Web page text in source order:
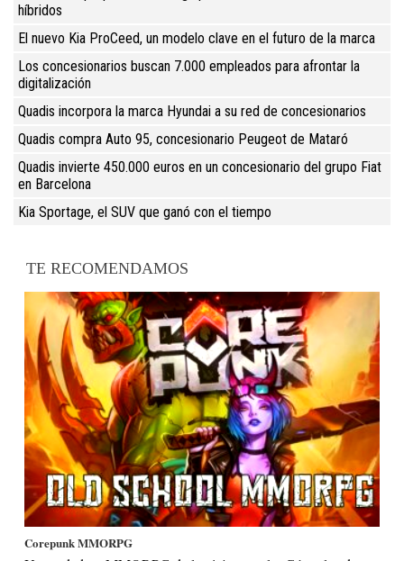
híbridos
El nuevo Kia ProCeed, un modelo clave en el futuro de la marca
Los concesionarios buscan 7.000 empleados para afrontar la
digitalización
Quadis incorpora la marca Hyundai a su red de concesionarios
Quadis compra Auto 95, concesionario Peugeot de Mataró
Quadis invierte 450.000 euros en un concesionario del grupo Fiat
en Barcelona
Kia Sportage, el SUV que ganó con el tiempo
TE RECOMENDAMOS
Corepunk MMORPG